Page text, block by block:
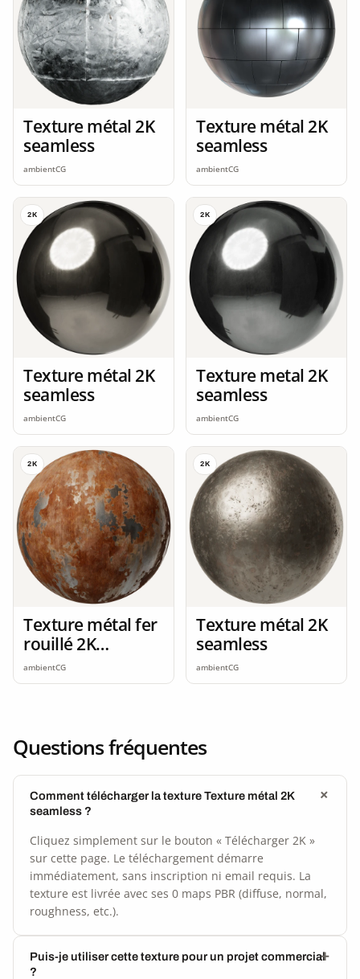
Texture métal 2K
seamless
ambientCG
Texture métal 2K
seamless
ambientCG
2K
Texture métal 2K
seamless
ambientCG
2K
Texture metal 2K
seamless
ambientCG
2K
Texture métal fer
rouillé 2K
seamless
ambientCG
2K
Texture métal 2K
seamless
ambientCG
Questions fréquentes
Comment télécharger la texture Texture métal 2K
seamless ?
Cliquez simplement sur le bouton « Télécharger 2K »
sur cette page. Le téléchargement démarre
immédiatement, sans inscription ni email requis. La
texture est livrée avec ses 0 maps PBR (diffuse, normal,
roughness, etc.).
Puis-je utiliser cette texture pour un projet commercial
?